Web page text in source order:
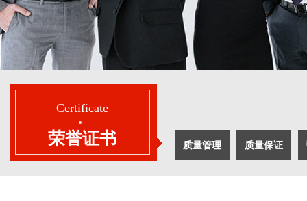
1
Certificate
荣誉证书 质量管理 质量保证